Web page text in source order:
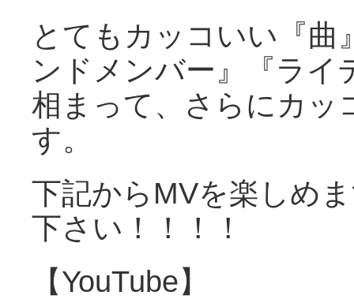
とてもカッコいい『曲
ンドメンバー』『ライ
相まって、さらにカッ
す。
下記からMVを楽しめ
下さい！！！！
【YouTube】